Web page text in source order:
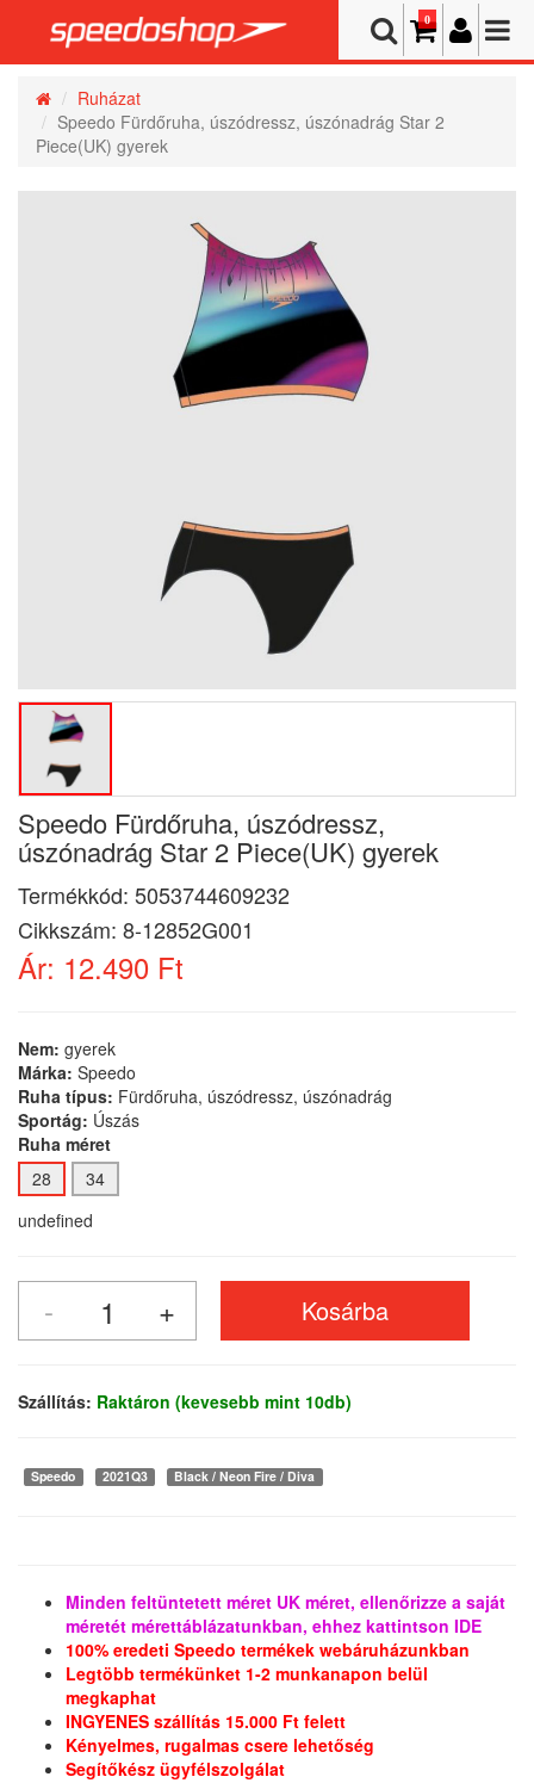
0
Ruházat
Speedo Fürdőruha, úszódressz, úszónadrág Star 2
Piece(UK) gyerek
Speedo Fürdőruha, úszódressz,
úszónadrág Star 2 Piece(UK) gyerek
Termékkód: 5053744609232
Cikkszám: 8-12852G001
Ár: 12.490 Ft
Nem: gyerek
Márka: Speedo
Ruha típus: Fürdőruha, úszódressz, úszónadrág
Sportág: Úszás
Ruha méret
28
34
undefined
Szállítás: Raktáron (kevesebb mint 10db)
Speedo 2021Q3 Black / Neon Fire / Diva
Minden feltüntetett méret UK méret, ellenőrizze a saját
méretét mérettáblázatunkban, ehhez kattintson IDE
100% eredeti Speedo termékek webáruházunkban
Legtöbb termékünket 1-2 munkanapon belül
megkaphat
INGYENES szállítás 15.000 Ft felett
Kényelmes, rugalmas csere lehetőség
Segítőkész ügyfélszolgálat